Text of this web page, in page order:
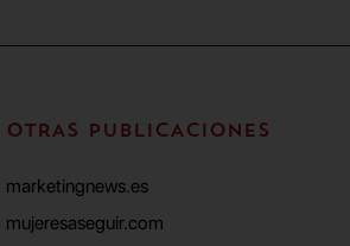
OTRAS PUBLICACIONES
marketingnews.es
mujeresaseguir.com